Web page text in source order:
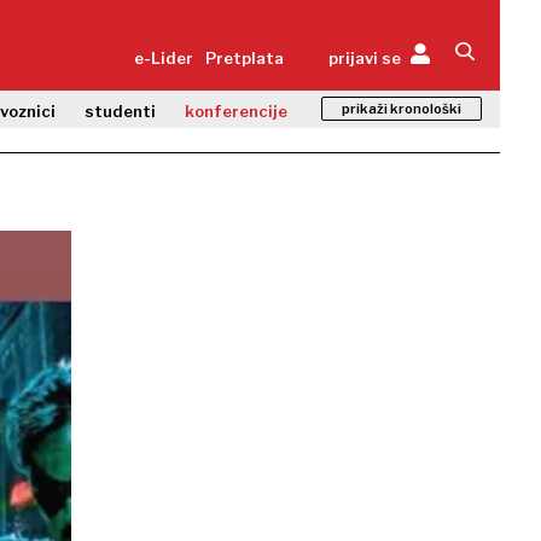
e-Lider Pretplata prijavi se
studenti konferencije prikaži kronološki